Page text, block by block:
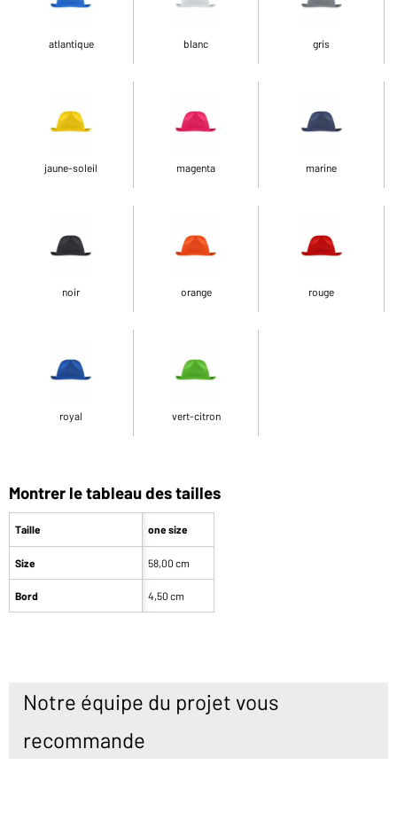
atlantique blanc gris
jaune-soleil magenta marine
noir orange rouge
royal vert-citron
Montrer le tableau des tailles
Taille
Size
Bord
one size
58,00 cm
4,50 cm
Notre équipe du projet vous
recommande